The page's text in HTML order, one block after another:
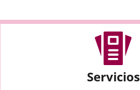
Servicios